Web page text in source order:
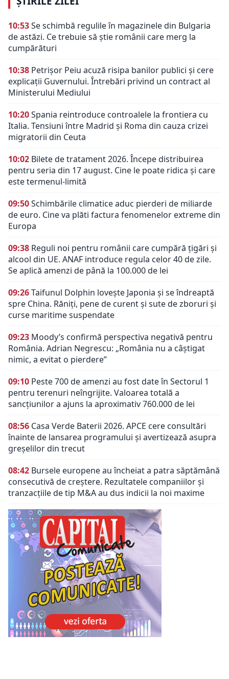
10:53Se schimbă regulile în magazinele din Bulgaria
de astăzi. Ce trebuie să știe românii care merg la
cumpărături
10:38 Petrișor Peiu acuză risipa banilor publici și cere
explicații Guvernului. Întrebări privind un contract al
Ministerului Mediului
10:20Spania reintroduce controalele la frontiera cu
Italia. Tensiuni între Madrid și Roma din cauza crizei
migratorii din Ceuta
10:02 Bilete de tratament 2026. Începe distribuirea
pentru seria din 17 august. Cine le poate ridica și care
este termenul-limită
09:50Schimbările climatice aduc pierderi de miliarde
de euro. Cine va plăti factura fenomenelor extreme din
Europa
09:38 Reguli noi pentru românii care cumpără țigări și
alcool din UE. ANAF introduce regula celor 40 de zile.
Se aplică amenzi de până la 100.000 de lei
09:26Taifunul Dolphin lovește Japonia și se îndreaptă
spre China. Răniți, pene de curent și sute de zboruri și
curse maritime suspendate
09:23 Moody’s confirmă perspectiva negativă pentru
România. Adrian Negrescu: „România nu a câștigat
nimic, a evitat o pierdere”
09:10 Peste 700 de amenzi au fost date în Sectorul 1
pentru terenuri neîngrijite. Valoarea totală a
sancțiunilor a ajuns la aproximativ 760.000 de lei
08:56 Casa Verde Baterii 2026. APCE cere consultări
înainte de lansarea programului și avertizează asupra
greșelilor din trecut
08:42 Bursele europene au încheiat a patra săptămână
consecutivă de creștere. Rezultatele companiilor și
tranzacțiile de tip M&A au dus indicii la noi maxime